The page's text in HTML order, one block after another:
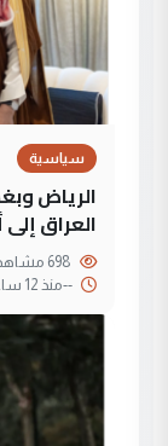
سياسية
الرياض
العراق
--منذ 12 ساعة